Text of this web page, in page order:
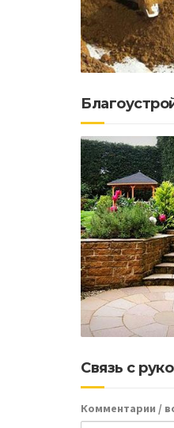
Связь с
Комментарии /